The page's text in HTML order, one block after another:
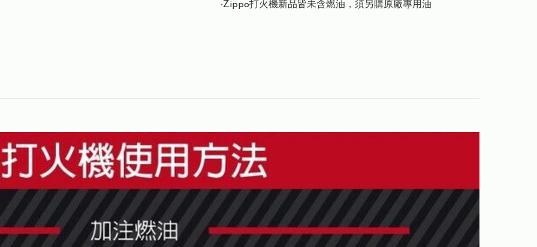
‧Zippo打火機新品皆未含燃油，須另購原廠專用油